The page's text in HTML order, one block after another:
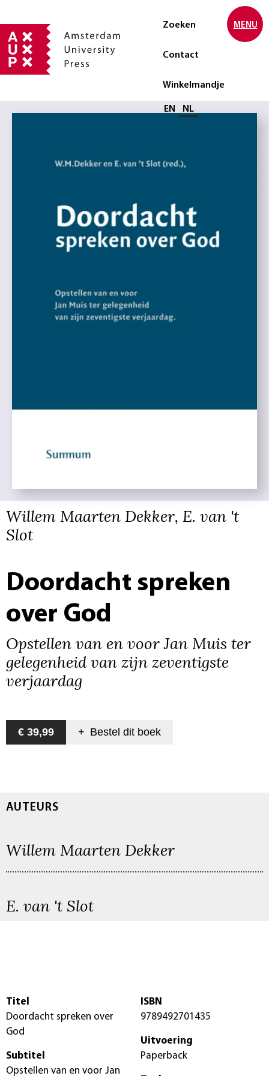
Zoeken
Contact
Winkelmandje
Selecteer taal
EN NL
MENU
Willem Maarten Dekker, E. van 't
Slot
Doordacht spreken
over God
Opstellen van en voor Jan Muis ter
gelegenheid van zijn zeventigste
verjaardag
€ 39,99 + Bestel dit boek
AUTEURS
Willem Maarten Dekker
E. van 't Slot
Titel
Doordacht spreken over
God
Subtitel
Opstellen van en voor Jan
ISBN
9789492701435
Uitvoering
Paperback